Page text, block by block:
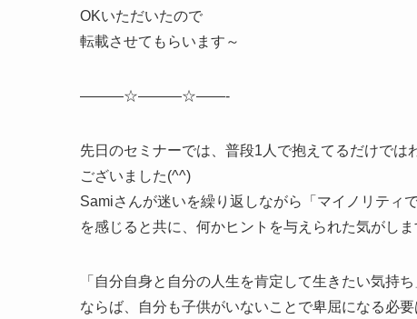
OKいただいたので
転載させてもらいます～
———☆———☆——-
先日のセミナーでは、普段1人で抱えてるだけで
ございました(^^)
Samiさんが迷いを繰り返しながら「マイノリティ
を感じると共に、何かヒントを与えられた気がしま
「自分自身と自分の人生を肯定して生きたい気持
ならば、自分も子供がいないことで卑屈になる必